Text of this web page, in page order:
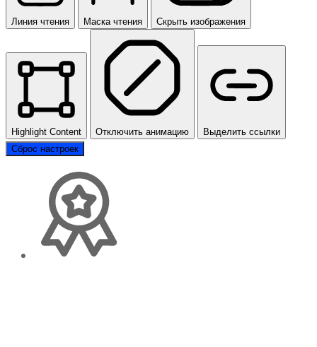
Линия чтения Маска чтения Скрыть изображения
Highlight Content Отключить анимацию
Выделить ссылки
Сброс настроек